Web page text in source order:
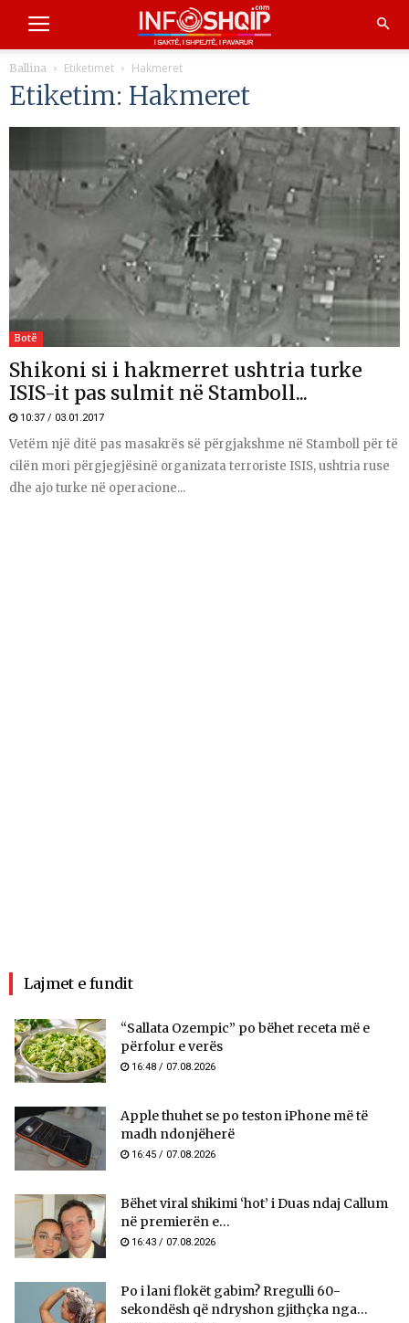
Ballina Etiketimet Hakmeret
Etiketim: Hakmeret
Botë
Shikoni si i hakmerret ushtria turke
ISIS-it pas sulmit në Stamboll...
10:37 / 03.01.2017
Vetëm një ditë pas masakrës së përgjakshme në Stamboll për të
cilën mori përgjegjësinë organizata terroriste ISIS, ushtria ruse
dhe ajo turke në operacione...
Lajmet e fundit
“Sallata Ozempic” po bëhet receta më e
përfolur e verës
16:48 / 07.08.2026
Apple thuhet se po teston iPhone më të
madh ndonjëherë
16:45 / 07.08.2026
Bëhet viral shikimi ‘hot’ i Duas ndaj Callum
në premierën e...
16:43 / 07.08.2026
Po i lani flokët gabim? Rregulli 60-
sekondësh që ndryshon gjithçka nga...